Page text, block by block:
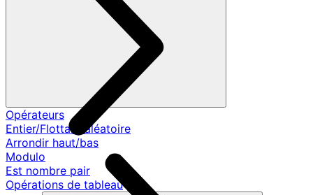
Opérateurs
Entier/Flottant aléatoire
Arrondir haut/bas
Modulo
Est nombre pair
Opérations de tableau